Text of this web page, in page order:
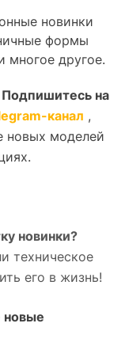
новинки
формы
многое другое.
Подпишитесь на
канал ,
новых моделей
новинки?
техническое
его в жизнь!
новые